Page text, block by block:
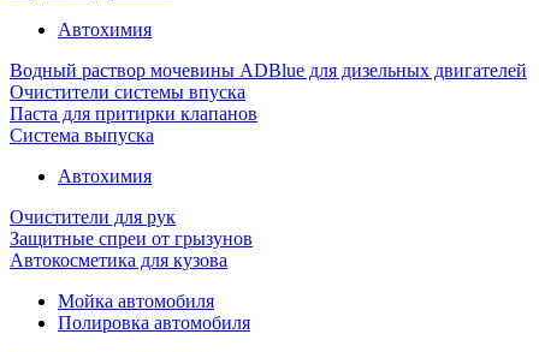
Автохимия
Водный раствор мочевины ADBlue для дизельных двигателей
Очистители системы впуска
Паста для притирки клапанов
Система выпуска
Автохимия
Очистители для рук
Защитные спреи от грызунов
Автокосметика для кузова
Мойка автомобиля
Полировка автомобиля